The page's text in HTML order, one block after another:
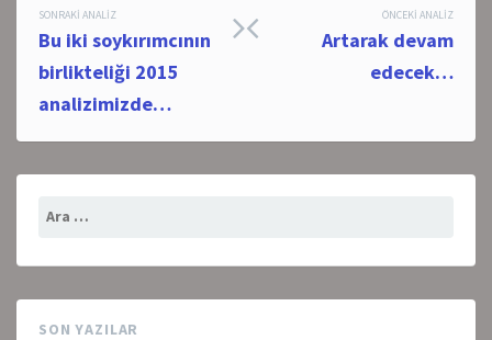
Post
navigation
ÖNCEKI ANALIZ
Artarak devam
edecek…
SONRAKI ANALIZ
Bu iki soykırımcının
birlikteliği 2015
analizimizde…
SON YAZILAR